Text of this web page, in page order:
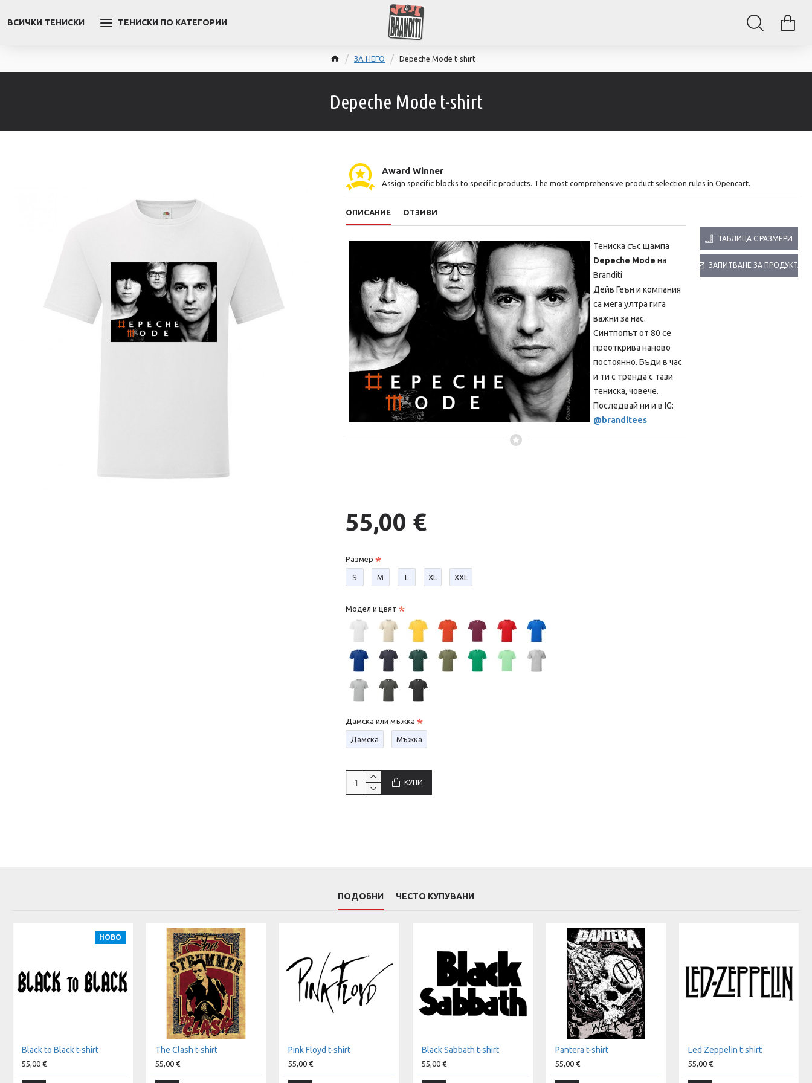
ВСИЧКИ ТЕНИСКИ ТЕНИСКИ ПО КАТЕГОРИИ
ЗА НЕГО Depeche Mode t-shirt
Depeche Mode t-shirt
ОПИСАНИЕ ОТЗИВИ
Тениска със щампа
Depeche Mode на
Branditi
Дейв Геън и компания
са мега ултра гига
важни за нас.
Синтпопът от 80 се
преоткрива наново
постоянно. Бъди в час
и ти с тренда с тази
тениска, човече.
Последвай ни и в IG:
@branditees
ТАБЛИЦА С РАЗМЕРИ
ЗАПИТВАНЕ ЗА ПРОДУКТА
Award Winner
Assign specific blocks to specific products. The most comprehensive product selection rules in Opencart.
55,00 €
Размер
S М L XL XXL
Модел и цвят
Дамска или мъжка
Дамска Мъжка
КУПИ
ПОДОБНИ ЧЕСТО КУПУВАНИ
НОВО
Black to Black t-shirt
55,00 €
The Clash t-shirt
55,00 €
Pink Floyd t-shirt
55,00 €
Black Sabbath t-shirt
55,00 €
Pantera t-shirt
55,00 €
Led Zeppelin t-shirt
55,00 €